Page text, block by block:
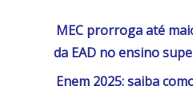
MEC prorroga até
da EAD no ensino
Enem 2025: saiba